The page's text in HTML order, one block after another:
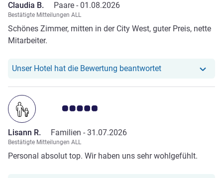
Claudia B. Paare - 01.08.2026
Bestätigte Mitteilungen ALL
Schönes Zimmer, mitten in der City West, guter Preis, nette
Mitarbeiter.
Unser Hotel hat die Bewertung beantwortetUnser Hotel hat
Note Kundenmeinungen 5.0/5
Lisann R. Familien - 31.07.2026
Bestätigte Mitteilungen ALL
Personal absolut top. Wir haben uns sehr wohlgefühlt.